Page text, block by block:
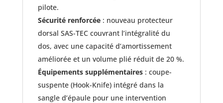
pilote.
Sécurité renforcée: nouveau protecteur
dorsal SAS-TEC couvrant l’intégralité du
dos, avec une capacité d’amortissement
améliorée et un volume plié réduit de 20 %.
Équipements supplémentaires: coupe-
suspente (Hook-Knife) intégré dans la
sangle d’épaule pour une intervention